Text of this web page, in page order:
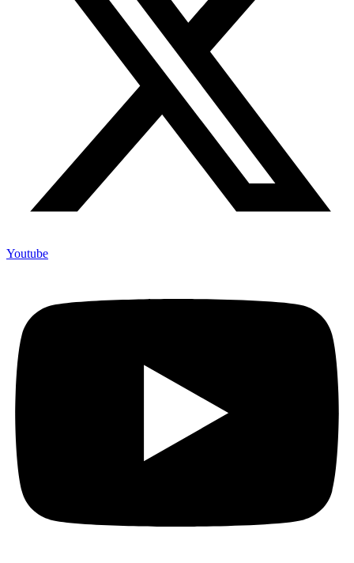
Youtube